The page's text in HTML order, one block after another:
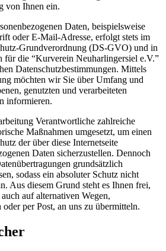
von Ihnen ein.
Daten, beispielsweise
oder E-Mail-Adresse, erfolgt stets im
Grundverordnung (DS-GVO) und in
für die “Kurverein Neuharlingersiel e.V.”
Datenschutzbestimmungen. Mittels
möchten wir Sie über Umfang und
genutzten und verarbeiteten
informieren.
Verantwortliche zahlreiche
Maßnahmen umgesetzt, um einen
der über diese Internetseite
Daten sicherzustellen. Dennoch
grundsätzlich
sodass ein absoluter Schutz nicht
Aus diesem Grund steht es Ihnen frei,
auf alternativen Wegen,
per Post, an uns zu übermitteln.